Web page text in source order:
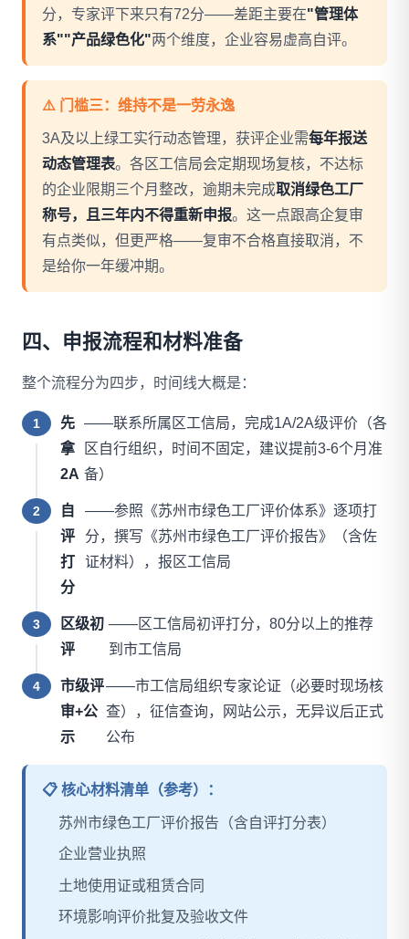
分，专家评下来只有72分——差距主要在"管理体
系""产品绿色化"两个维度，企业容易虚高自评。
⚠️ 门槛三：维持不是一劳永逸
3A及以上绿工实行动态管理，获评企业需每年报送
动态管理表。各区工信局会定期现场复核，不达标
的企业限期三个月整改，逾期未完成取消绿色工厂
称号，且三年内不得重新申报。这一点跟高企复审
有点类似，但更严格——复审不合格直接取消，不
是给你一年缓冲期。
四、申报流程和材料准备
整个流程分为四步，时间线大概是：
1
先
拿
2A
——联系所属区工信局，完成1A/2A级评价（各
区自行组织，时间不固定，建议提前3-6个月准
备）
2
自
评
打
分
——参照《苏州市绿色工厂评价体系》逐项打
分，撰写《苏州市绿色工厂评价报告》（含佐
证材料），报区工信局
3
区级初
评
——区工信局初评打分，80分以上的推荐
到市工信局
4
市级评
审+公
示
——市工信局组织专家论证（必要时现场核
查），征信查询，网站公示，无异议后正式
公布
📋 核心材料清单（参考）：
苏州市绿色工厂评价报告（含自评打分表）
企业营业执照
土地使用证或租赁合同
环境影响评价批复及验收文件